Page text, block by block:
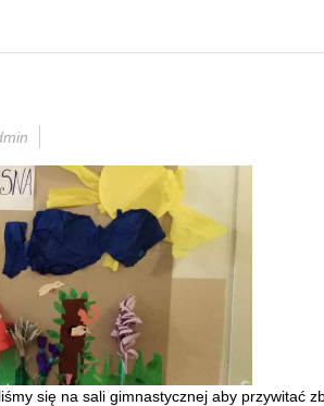
się na sali gimnastycznej aby przywitać